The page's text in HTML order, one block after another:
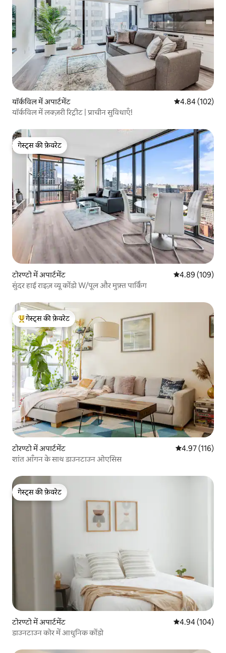
यॉर्कविल में अपार्टमेंट औसत रेटिंग 5 में से
4.84 (102)
यॉर्कविल में लक्ज़री रिट्रीट | प्राचीन सुविधाएँ!
गेस्ट्स की फ़ेवरेट
गेस्ट्स की फ़ेवरेट
टोरण्टो में अपार्टमेंट औसत रेटिंग 5 में से
4.89 (109)
सुंदर हाई राइज़ व्यू कोंडो W/पूल और मुफ़्त पार्किंग
गेस्ट्स का टॉप फ़ेवरेट
गेस्ट्स की फ़ेवरेट
टोरण्टो में अपार्टमेंट औसत रेटिंग 5 में से
4.97 (116)
शांत आँगन के साथ डाउनटाउन ओएसिस
गेस्ट्स की फ़ेवरेट
गेस्ट्स की फ़ेवरेट
टोरण्टो में अपार्टमेंट औसत रेटिंग 5 में से
4.94 (104)
डाउनटाउन कोर में आधुनिक कोंडो